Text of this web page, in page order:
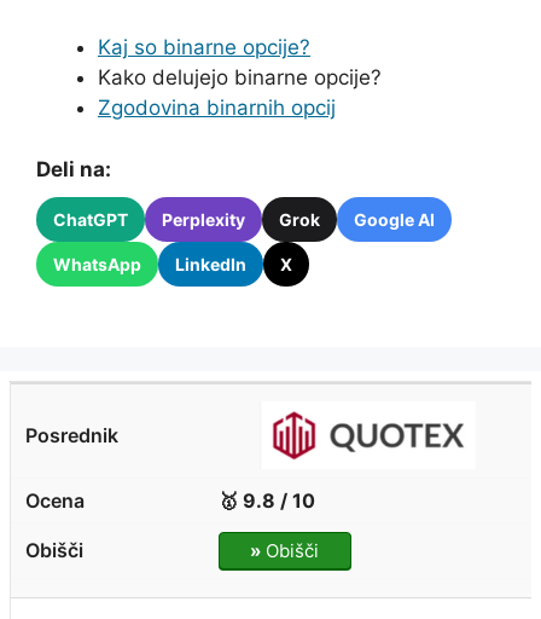
Kaj so binarne opcije?
Kako delujejo binarne opcije?
Zgodovina binarnih opcij
Deli na:
ChatGPT Perplexity Grok Google AI
WhatsApp LinkedIn X
🥇 9.8 / 10
» Obišči